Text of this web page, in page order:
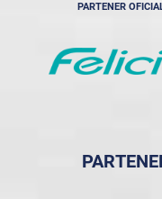
PARTENER